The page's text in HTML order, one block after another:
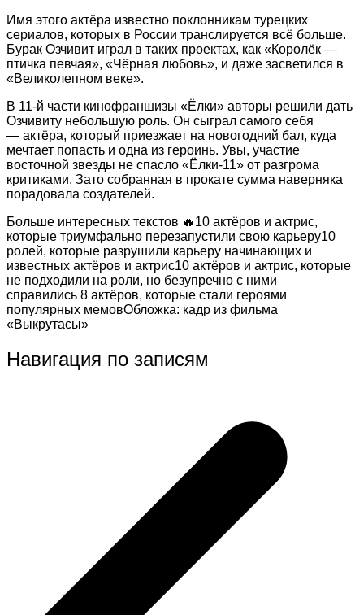
Имя этого актёра известно поклонникам турецких
сериалов, которых в России транслируется всё больше.
Бурак Озчивит играл в таких проектах, как «Королёк —
птичка певчая», «Чёрная любовь», и даже засветился в
«Великолепном веке».
В 11‑й части кинофраншизы «Ёлки» авторы решили дать
Озчивиту небольшую роль. Он сыграл самого себя
— актёра, который приезжает на новогодний бал, куда
мечтает попасть и одна из героинь. Увы, участие
восточной звезды не спасло «Ёлки-11» от разгрома
критиками. Зато собранная в прокате сумма наверняка
порадовала создателей.
Больше интересных текстов 🔥10 актёров и актрис,
которые триумфально перезапустили свою карьеру10
ролей, которые разрушили карьеру начинающих и
известных актёров и актрис10 актёров и актрис, которые
не подходили на роли, но безупречно с ними
справились 8 актёров, которые стали героями
популярных мемовОбложка: кадр из фильма
«Выкрутасы»
Навигация по записям